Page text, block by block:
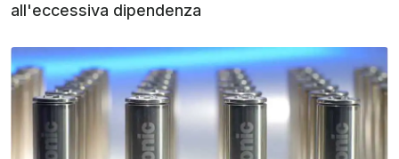
all'eccessiva dipendenza